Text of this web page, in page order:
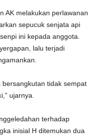
AK melakukan perlawanan
sepucuk senjata api
ini kepada anggota.
lalu terjadi
tidak sempat
ujarnya.
terhadap
inisial H ditemukan dua